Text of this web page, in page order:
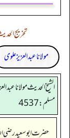
تخریج
مولانا عبد العزیز علوی
الشيخ الحديث مولانا
مسلم: 4537
حضرت ابو سعید رضی